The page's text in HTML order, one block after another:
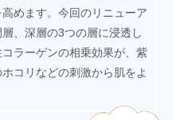
めます。今回のリニューア
、深層の3つの層に浸透し
ラーゲンの相乗効果が、紫
コリなどの刺激から肌をよ